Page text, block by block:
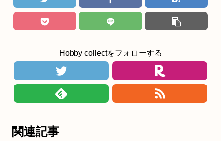
Hobby collectをフォローする
関連記事